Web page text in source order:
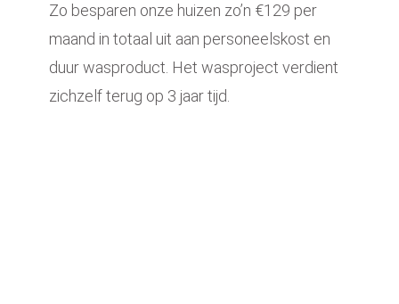
Zo besparen onze huizen zo’n €129 per
maand in totaal uit aan personeelskost en
duur wasproduct. Het wasproject verdient
zichzelf terug op 3 jaar tijd.